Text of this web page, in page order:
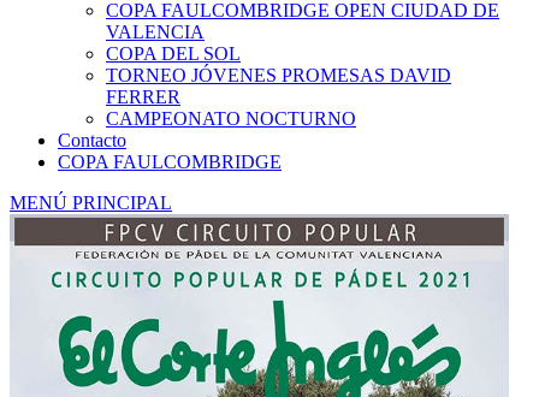
COPA FAULCOMBRIDGE OPEN CIUDAD DE
VALENCIA
COPA DEL SOL
TORNEO JÓVENES PROMESAS DAVID
FERRER
CAMPEONATO NOCTURNO
Contacto
COPA FAULCOMBRIDGE
MENÚ PRINCIPAL